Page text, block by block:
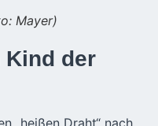
Mayer)
Kind der